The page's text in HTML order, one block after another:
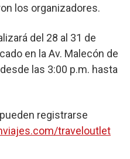
los organizadores.
del 28 al 31 de
en la Av. Malecón de
las 3:00 p.m. hasta
registrarse
traveloutlet